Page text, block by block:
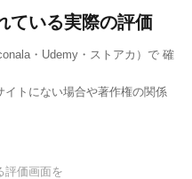
ている実際の評価
・Udemy・ストアカ）で 確
トにない場合や著作権の関係
評価画面を